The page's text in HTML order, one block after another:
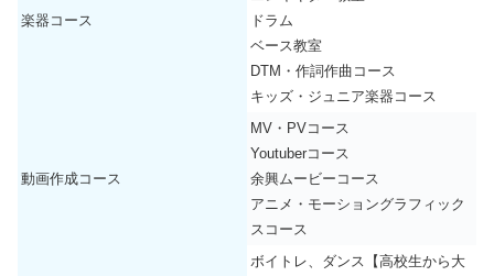
楽器コース
ドラム
ベース教室
DTM・作詞作曲コース
キッズ・ジュニア楽器コース
動画作成コース
MV・PVコース
Youtuberコース
余興ムービーコース
アニメ・モーショングラフィック
スコース
ボイトレ、ダンス【高校生から大